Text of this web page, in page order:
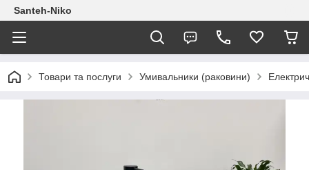
Santeh-Niko
Товари та послуги Умивальники (раковини)